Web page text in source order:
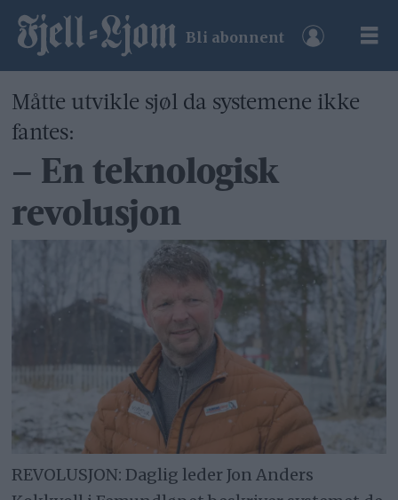
Bli abonnent
Måtte utvikle sjøl da systemene ikke
fantes:
– En teknologisk
revolusjon
REVOLUSJON: Daglig leder Jon Anders